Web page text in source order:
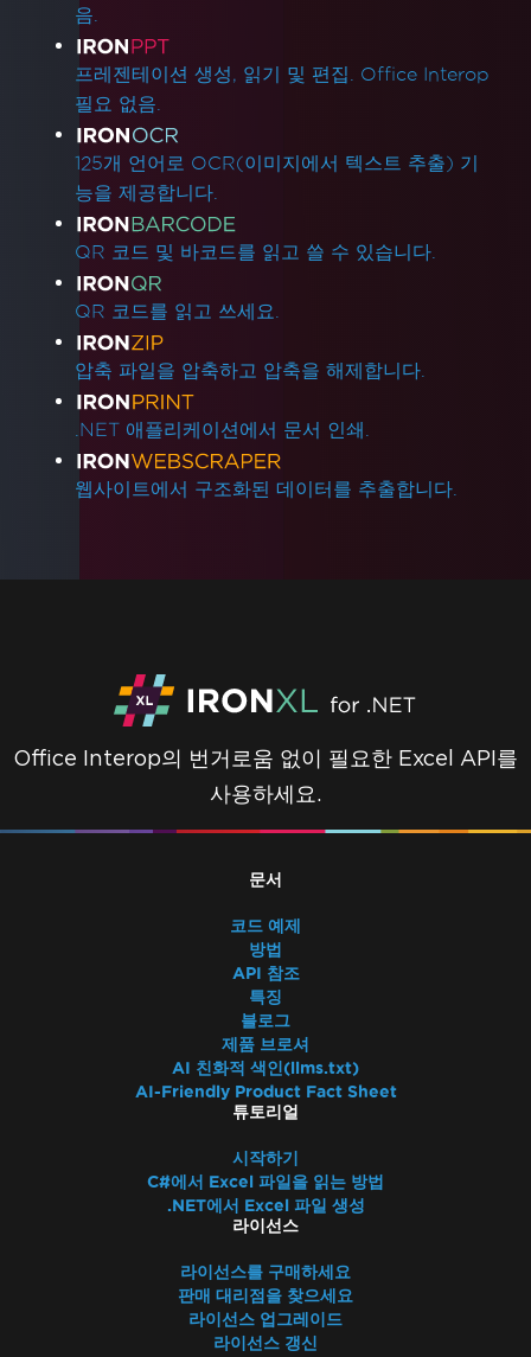
음.
프레젠테이션 생성, 읽기 및 편집. Office Interop
필요 없음.
125개 언어로 OCR(이미지에서 텍스트 추출) 기
능을 제공합니다.
QR 코드 및 바코드를 읽고 쓸 수 있습니다.
QR 코드를 읽고 쓰세요.
압축 파일을 압축하고 압축을 해제합니다.
.NET 애플리케이션에서 문서 인쇄.
웹사이트에서 구조화된 데이터를 추출합니다.
Office Interop의 번거로움 없이 필요한 Excel API를
사용하세요.
문서
코드 예제
방법
API 참조
특징
블로그
제품 브로셔
AI 친화적 색인(llms.txt)
AI-Friendly Product Fact Sheet
튜토리얼
시작하기
C#에서 Excel 파일을 읽는 방법
.NET에서 Excel 파일 생성
라이선스
라이선스를 구매하세요
판매 대리점을 찾으세요
라이선스 업그레이드
라이선스 갱신